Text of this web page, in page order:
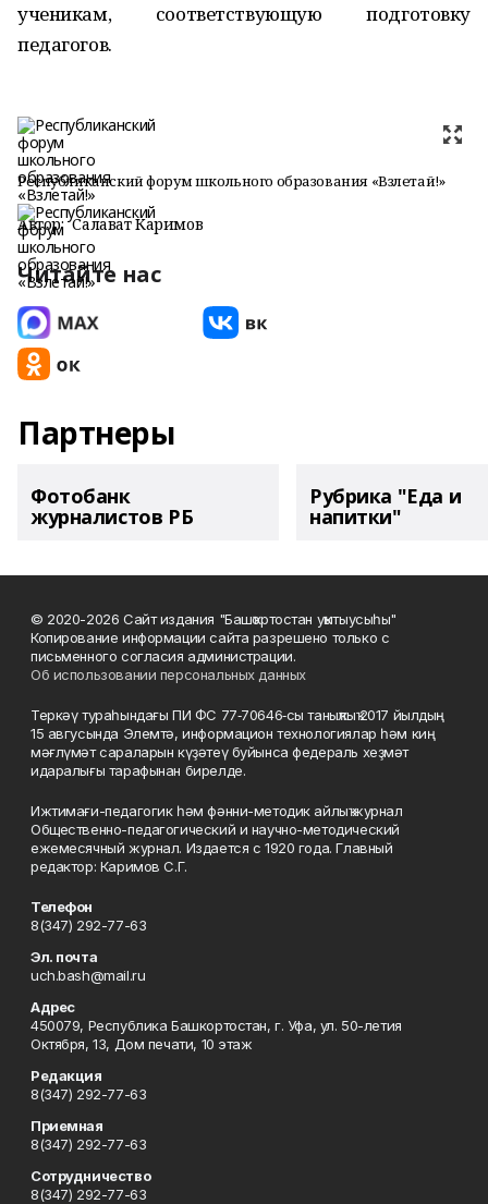
ученикам, соответствующую подготовку
педагогов.
Республиканский форум школьного образования «Взлетай!»
Автор: Салават Каримов
Читайте нас
Партнеры
Фотобанк
журналистов РБ
Рубрика "Еда и
напитки"
© 2020-2026 Сайт издания "Башҡортостан уҡытыусыһы"
Копирование информации сайта разрешено только с
письменного согласия администрации.
Об использовании персональных данных
Теркәү тураһындағы ПИ ФС 77‑70646‑сы таныҡлыҡ 2017 йылдың
15 авгусында Элемтә, информацион технологиялар һәм киң
мәғлүмәт сараларын күҙәтеү буйынса федераль хеҙмәт
идаралығы тарафынан бирелде.
Ижтимағи-педагогик һәм фәнни-методик айлыҡ журнал
Общественно-педагогический и научно-методический
ежемесячный журнал. Издается с 1920 года. Главный
редактор: Каримов С.Г.
Телефон
8(347) 292-77-63
Эл. почта
uch.bash@mail.ru
Адрес
450079, Республика Башкортостан, г. Уфа, ул. 50-летия
Октября, 13, Дом печати, 10 этаж
Редакция
8(347) 292-77-63
Приемная
8(347) 292-77-63
Сотрудничество
8(347) 292-77-63